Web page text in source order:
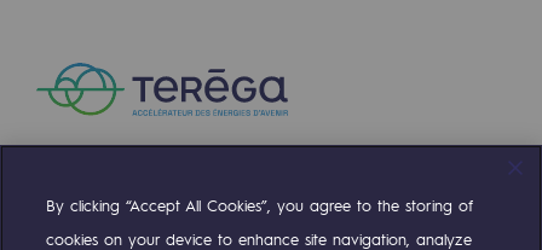
Compte TwitterCompte Facebook
Compte LinkedinCompte Youtube
By clicking “Accept All Cookies”, you agree to the storing of
cookies on your device to enhance site navigation, analyze